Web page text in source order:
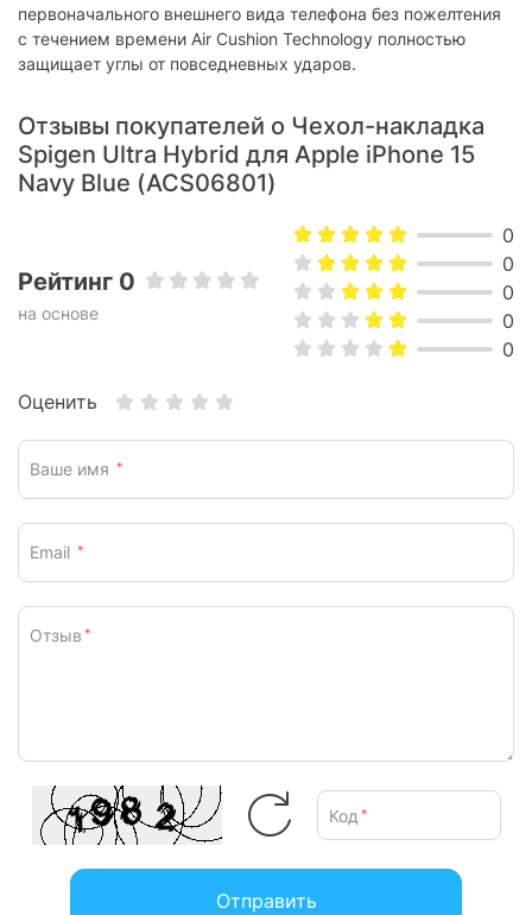
первоначального внешнего вида телефона без пожелтения
с течением времени Air Cushion Technology полностью
защищает углы от повседневных ударов.
Отзывы покупателей о Чeхол-накладка
Spigen Ultra Hybrid для Apple iPhone 15
Navy Blue (ACS06801)
Рейтинг 0
на основе
0
0
0
0
0
Оценить
Ваше имя *
Email *
Отзыв *
Код *
Отправить